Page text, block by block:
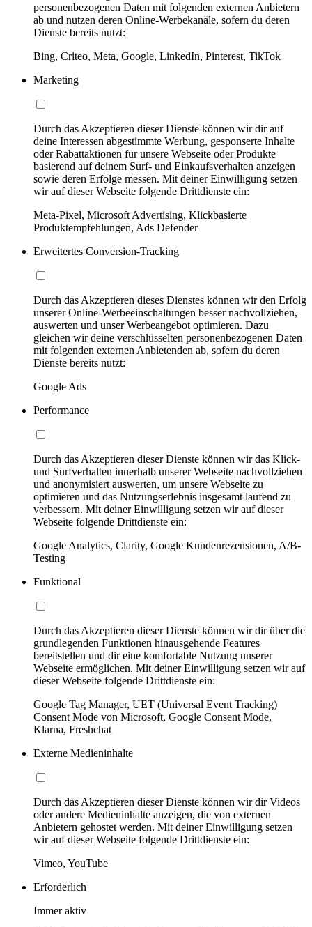
personenbezogenen Daten mit folgenden externen Anbietern
ab und nutzen deren Online-Werbekanäle, sofern du deren
Dienste bereits nutzt:
Bing, Criteo, Meta, Google, LinkedIn, Pinterest, TikTok
Marketing
Durch das Akzeptieren dieser Dienste können wir dir auf
deine Interessen abgestimmte Werbung, gesponserte Inhalte
oder Rabattaktionen für unsere Webseite oder Produkte
basierend auf deinem Surf- und Einkaufsverhalten anzeigen
sowie deren Erfolge messen. Mit deiner Einwilligung setzen
wir auf dieser Webseite folgende Drittdienste ein:
Meta-Pixel, Microsoft Advertising, Klickbasierte
Produktempfehlungen, Ads Defender
Erweitertes Conversion-Tracking
Durch das Akzeptieren dieses Dienstes können wir den Erfolg
unserer Online-Werbeeinschaltungen besser nachvollziehen,
auswerten und unser Werbeangebot optimieren. Dazu
gleichen wir deine verschlüsselten personenbezogenen Daten
mit folgenden externen Anbietenden ab, sofern du deren
Dienste bereits nutzt:
Google Ads
Performance
Durch das Akzeptieren dieser Dienste können wir das Klick-
und Surfverhalten innerhalb unserer Webseite nachvollziehen
und anonymisiert auswerten, um unsere Webseite zu
optimieren und das Nutzungserlebnis insgesamt laufend zu
verbessern. Mit deiner Einwilligung setzen wir auf dieser
Webseite folgende Drittdienste ein:
Google Analytics, Clarity, Google Kundenrezensionen, A/B-
Testing
Funktional
Durch das Akzeptieren dieser Dienste können wir dir über die
grundlegenden Funktionen hinausgehende Features
bereitstellen und dir eine komfortable Nutzung unserer
Webseite ermöglichen. Mit deiner Einwilligung setzen wir auf
dieser Webseite folgende Drittdienste ein:
Google Tag Manager, UET (Universal Event Tracking)
Consent Mode von Microsoft, Google Consent Mode,
Klarna, Freshchat
Externe Medieninhalte
Durch das Akzeptieren dieser Dienste können wir dir Videos
oder andere Medieninhalte anzeigen, die von externen
Anbietern gehostet werden. Mit deiner Einwilligung setzen
wir auf dieser Webseite folgende Drittdienste ein:
Vimeo, YouTube
Erforderlich
Immer aktiv